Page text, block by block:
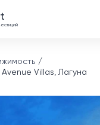
Villas, Лагуна